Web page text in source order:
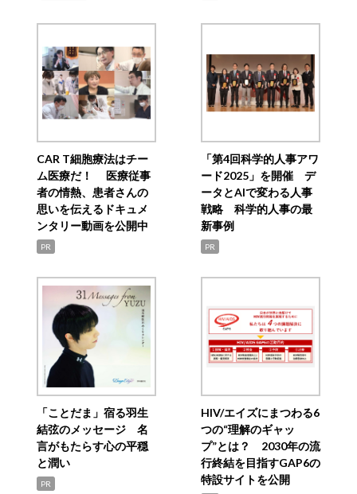
CAR T細胞療法はチー
ム医療だ！ 医療従事
者の情熱、患者さんの
思いを伝えるドキュメ
ンタリー動画を公開中
PR
「第4回科学的人事アワ
ード2025」を開催 デ
ータとAIで変わる人事
戦略 科学的人事の最
新事例
PR
「ことだま」宿る羽生
結弦のメッセージ 名
言がもたらす心の平穏
と潤い
PR
HIV/エイズにまつわる6
つの“理解のギャッ
プ”とは？ 2030年の流
行終結を目指すGAP6の
特設サイトを公開